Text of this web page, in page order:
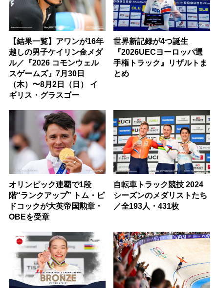
【結果一覧】アワンが16年
越しの男子ケイリン金メダ
ル／『2026 コモンウェル
スゲームズ』7月30日
（木）〜8月2日（日） イ
ギリス・グラスゴー
世界新記録が4つ誕生
『2026UECヨーロッパ選
手権トラック』リザルトま
とめ
オリンピック連覇で1段
階“ランクアップ” トム・ピ
ドコックが大英帝国勲章・
OBEを受章
自転車トラック競技 2024
シーズンのメダリストたち
／全193人・431枚